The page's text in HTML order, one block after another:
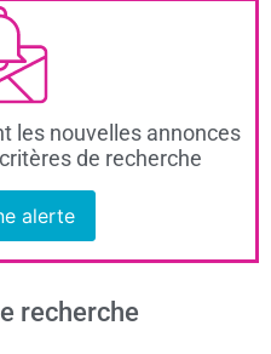
les nouvelles annonces
de recherche
alerte
recherche